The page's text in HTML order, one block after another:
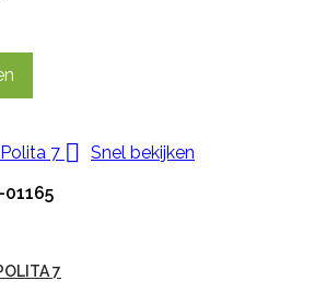

Snel bekijken
01165
7